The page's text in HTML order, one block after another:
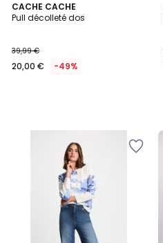
CACHE CACHE
Pull décolleté dos
39,99 €
20,00 € -49%